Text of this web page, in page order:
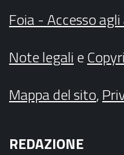
Foia - Accesso
Note legalie
Mappa del sito,
REDAZIONE